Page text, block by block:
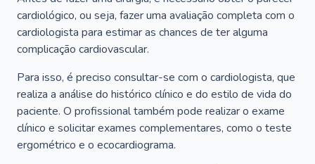
cardiológico, ou seja, fazer uma avaliação completa com o
cardiologista para estimar as chances de ter alguma
complicação cardiovascular.
Para isso, é preciso consultar-se com o cardiologista, que
realiza a análise do histórico clínico e do estilo de vida do
paciente. O profissional também pode realizar o exame
clínico e solicitar exames complementares, como o teste
ergométrico e o ecocardiograma.